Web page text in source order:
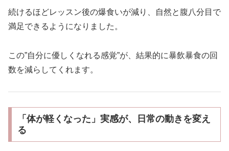
続けるほどレッスン後の爆食いが減り、自然と腹八分目で
満足できるようになりました。
この”自分に優しくなれる感覚”が、結果的に暴飲暴食の回
数を減らしてくれます。
「体が軽くなった」実感が、日常の動きを変え
る